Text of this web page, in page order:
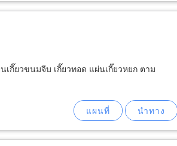
กี๊ยวขนมจีบ เกี๊ยวทอด แผ่นเกี๊ยวหยก ตาม